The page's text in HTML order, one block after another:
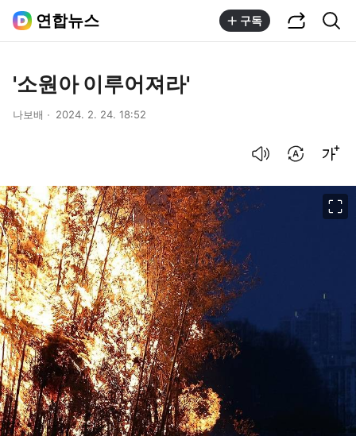
연합뉴스 구독
'소원아 이루어져라'
나보배 2024. 2. 24. 18:52